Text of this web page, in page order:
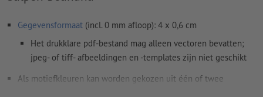
Gegevensformaat (incl. 0 mm afloop): 4 x 0,6 cm
Het drukklare pdf-bestand mag alleen vectoren bevatten;
jpeg- of tiff- afbeeldingen en -templates zijn niet geschikt
Als motiefkleuren kan worden gekozen uit één of twee